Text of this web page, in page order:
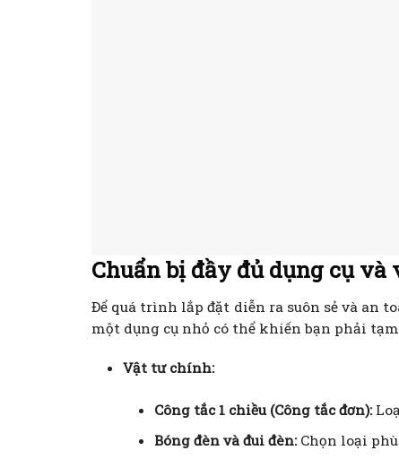
Chuẩn bị đầy đủ dụng cụ
Để quá trình lắp đặt diễn ra suôn sẻ và an
một dụng cụ nhỏ có thể khiến bạn phải
Vật tư chính:
Công tắc 1 chiều (Công tắc đơn):
Bóng đèn và đui đèn:Chọn loại phù